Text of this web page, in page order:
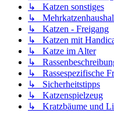
↳ Katzen sonstiges
↳
↳ Katzen - Freigang
↳ Katzen mit
↳ Katze im Alter
↳
↳ Rassespezifische
↳ Sicherheitstipps
↳ Katzenspielzeug
↳ Kratzbäume und